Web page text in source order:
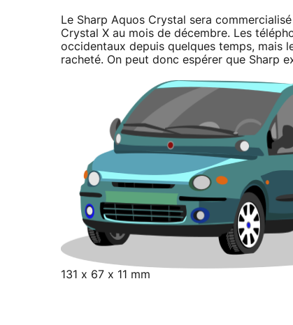
Le Sharp Aquos Crystal sera
Crystal X au mois de décembre. Les
occidentaux depuis quelques temps, mais
racheté. On peut donc espérer que Sharp
131 x 67 x 11 mm